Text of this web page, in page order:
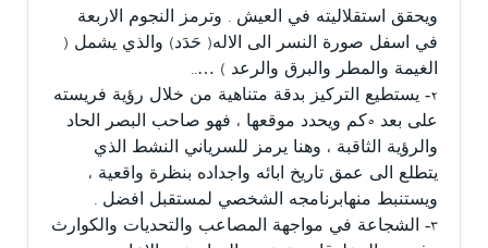
ويحقق استقلاليته في العيش . وترمز النجوم الاربعة
في اسفل صورة النسر الى الاله( حَدَد) والذي يشمل (
الغيمة والمطر والبرق والرعد ) …..
٢- يستطيع التركيز بدقة متناهية من خلال رؤية فريسته
على بعد ٥كم ويحدد موقعها ، فهو صاحب البصر الحاد
والرؤية الثاقبة ، وهنا يرمز للسرياني النشط الذي
يتطلع الى عمق تاريخ ابائه واجداده بنظرة واقعية ،
ويستنبط منهابرنامجه الشخصي لمستقبل افضل .
٣- الشجاعة في مواجهة المصاعب والتحديات والكوارث